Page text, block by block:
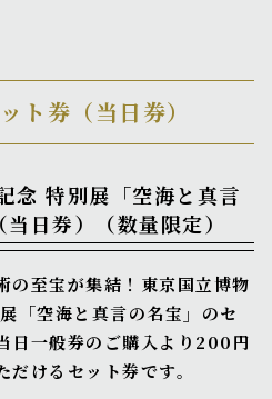
ト券（当日券）
念 特別展「空海と真言
日券）（数量限定）
の至宝が集結！東京国立博物
「空海と真言の名宝」のセ
日一般券のご購入より200円
けるセット券です。